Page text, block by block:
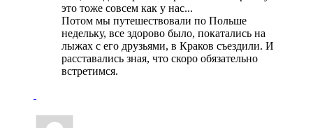
это тоже совсем как у нас...
Потом мы путешествовали по Польше
недельку, все здорово было, покатались на
лыжах с его друзьями, в Краков съездили. И
расставались зная, что скоро обязательно
встретимся.